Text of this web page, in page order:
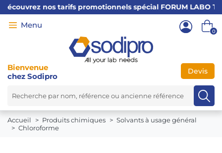
nos tarifs promotionnels spécial FORUM LABO
0
Devis
← ×
Bienvenue
chez Sodipro
Accueil Produits chimiques
Solvants à usage général
Chloroforme